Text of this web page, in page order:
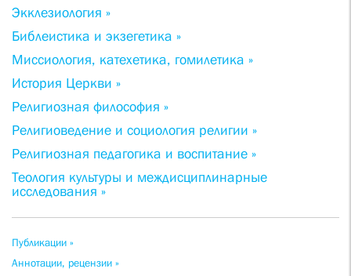
Экклезиология »
Библеистика и экзегетика »
Миссиология, катехетика, гомилетика »
История Церкви »
Религиозная философия »
Религиоведение и социология религии »
Религиозная педагогика и воспитание »
Теология культуры и междисциплинарные
исследования »
Публикации »
Аннотации, рецензии »